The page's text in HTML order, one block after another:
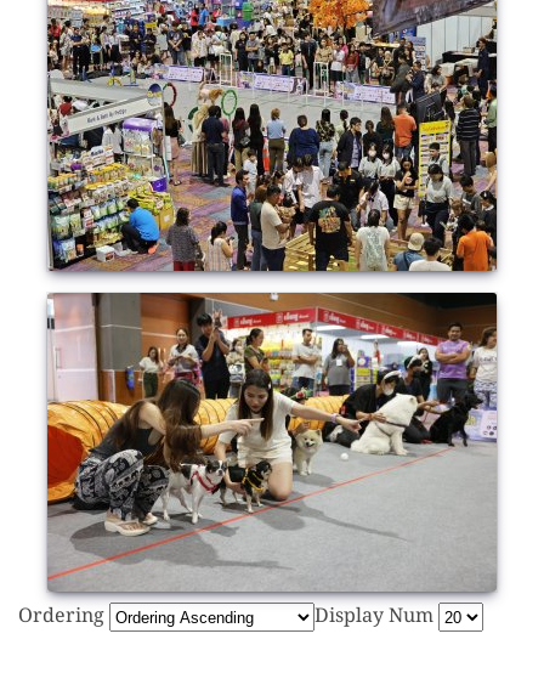
Ordering Display Num